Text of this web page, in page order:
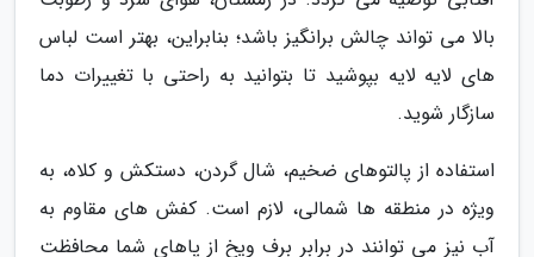
بالا می تواند چالش برانگیز باشد؛ بنابراین، بهتر است لباس
های لایه لایه بپوشید تا بتوانید به راحتی با تغییرات دما
سازگار شوید.
استفاده از پالتوهای ضخیم، شال گردن، دستکش و کلاه، به
ویژه در منطقه ها شمالی، لازم است. کفش های مقاوم به
آب نیز می توانند در برابر برف ویخ از پاهای شما محافظت